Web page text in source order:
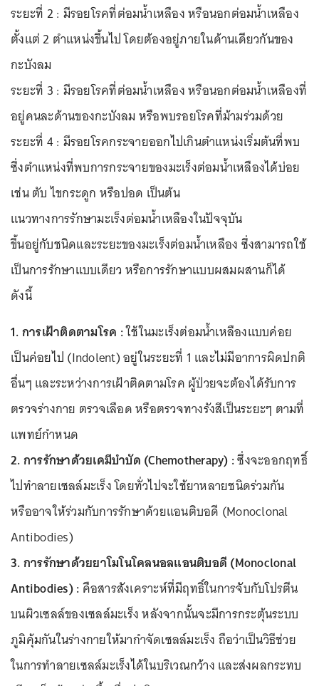
ระยะที่ 2 : มีรอยโรคที่ต่อมน้ำเหลือง หรือนอกต่อมน้ำเหลือง
ตั้งแต่ 2 ตำแหน่งขึ้นไป โดยต้องอยู่ภายในด้านเดียวกันของ
กะบังลม
ระยะที่ 3 : มีรอยโรคที่ต่อมน้ำเหลือง หรือนอกต่อมน้ำเหลืองที่
อยู่คนละด้านของกะบังลม หรือพบรอยโรคที่ม้ามร่วมด้วย
ระยะที่ 4 : มีรอยโรคกระจายออกไปเกินตำแหน่งเริ่มต้นที่พบ
ซึ่งตำแหน่งที่พบการกระจายของมะเร็งต่อมน้ำเหลืองได้บ่อย
เช่น ตับ ไขกระดูก หรือปอด เป็นต้น
แนวทางการรักษามะเร็งต่อมน้ำเหลืองในปัจจุบัน
ขึ้นอยู่กับชนิดและระยะของมะเร็งต่อมน้ำเหลือง ซึ่งสามารถใช้
เป็นการรักษาแบบเดียว หรือการรักษาแบบผสมผสานก็ได้
ดังนี้
1. การเฝ้าติดตามโรค :ใช้ในมะเร็งต่อมน้ำเหลืองแบบค่อย
เป็นค่อยไป (Indolent) อยู่ในระยะที่ 1 และไม่มีอาการผิดปกติ
อื่นๆ และระหว่างการเฝ้าติดตามโรค ผู้ป่วยจะต้องได้รับการ
ตรวจร่างกาย ตรวจเลือด หรือตรวจทางรังสีเป็นระยะๆ ตามที่
แพทย์กำหนด
2. การรักษาด้วยเคมีบำบัด (Chemotherapy) :ซึ่งจะออกฤทธิ์
ไปทำลายเซลล์มะเร็ง โดยทั่วไปจะใช้ยาหลายชนิดร่วมกัน
หรืออาจให้ร่วมกับการรักษาด้วยแอนติบอดี (Monoclonal
Antibodies)
3. การรักษาด้วยยาโมโนโคลนอลแอนติบอดี (Monoclonal
Antibodies) :คือสารสังเคราะห์ที่มีฤทธิ์ในการจับกับโปรตีน
บนผิวเซลล์ของเซลล์มะเร็ง หลังจากนั้นจะมีการกระตุ้นระบบ
ภูมิคุ้มกันในร่างกายให้มากำจัดเซลล์มะเร็ง ถือว่าเป็นวิธีช่วย
ในการทำลายเซลล์มะเร็งได้ในบริเวณกว้าง และส่งผลกระทบ